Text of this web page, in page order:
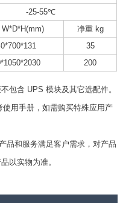
-25-55℃
W*D*H(mm)
净重 kg
35
200
包含 UPS 模块及其它选配件。
用手册，如需购买特殊应用产
品和服务满足客户需求，对产品
以实物为准。